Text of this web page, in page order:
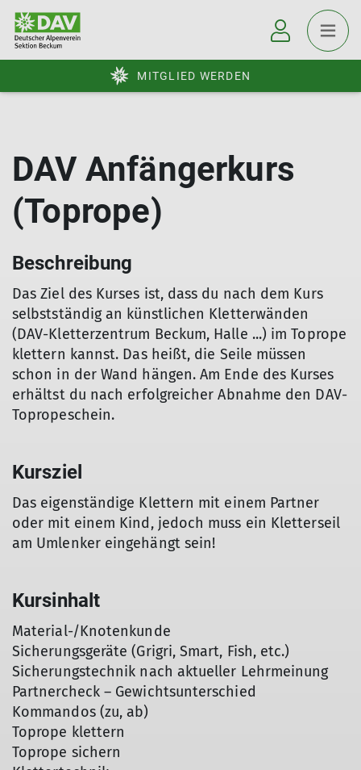
MITGLIED WERDEN
DAV Anfängerkurs
(Toprope)
Beschreibung
Das Ziel des Kurses ist, dass du nach dem Kurs
selbstständig an künstlichen Kletterwänden
(DAV-Kletterzentrum Beckum, Halle ...) im Toprope
klettern kannst. Das heißt, die Seile müssen
schon in der Wand hängen. Am Ende des Kurses
erhältst du nach erfolgreicher Abnahme den DAV-
Topropeschein.
Kursziel
Das eigenständige Klettern mit einem Partner
oder mit einem Kind, jedoch muss ein Kletterseil
am Umlenker eingehängt sein!
Kursinhalt
Material-/Knotenkunde
Sicherungsgeräte (Grigri, Smart, Fish, etc.)
Sicherungstechnik nach aktueller Lehrmeinung
Partnercheck – Gewichtsunterschied
Kommandos (zu, ab)
Toprope klettern
Toprope sichern